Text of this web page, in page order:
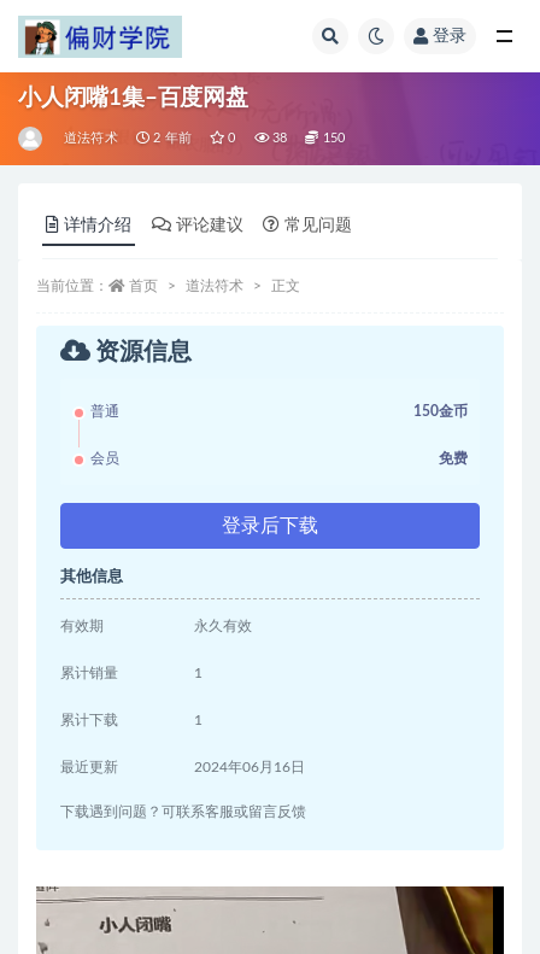
登录
小人闭嘴1集–百度网盘
道法符术 2 年前 0 38 150
详情介绍 评论建议 常见问题
当前位置： 首页 道法符术 正文
资源信息
普通 150金币
会员 免费
登录后下载
其他信息
有效期 永久有效
累计销量 1
累计下载 1
最近更新 2024年06月16日
下载遇到问题？可联系客服或留言反馈